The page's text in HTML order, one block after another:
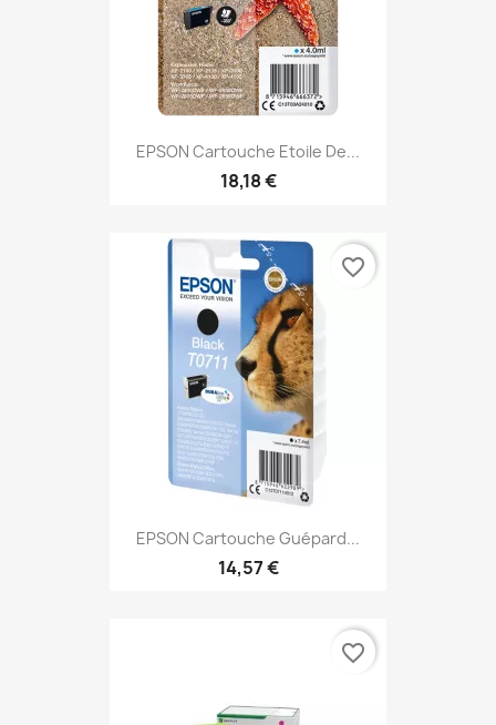
EPSON Cartouche Etoile De...
18,18 €
EPSON Cartouche Guépard...
14,57 €
favorite_border
favorite_border